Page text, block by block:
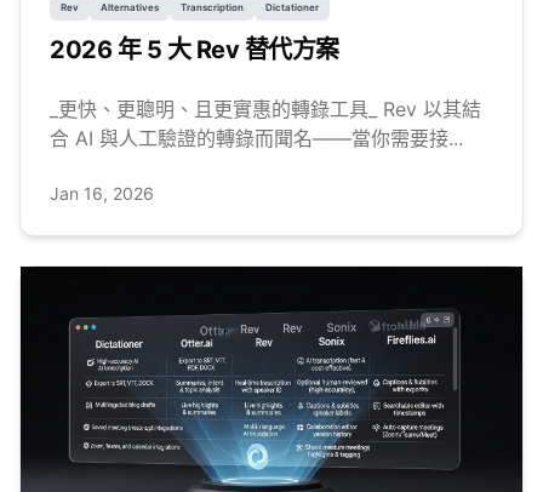
Rev Alternatives Transcription Dictationer
2026 年 5 大 Rev 替代方案
_更快、更聰明、且更實惠的轉錄工具_ Rev 以其結
合 AI 與人工驗證的轉錄而聞名——當你需要接...
Jan 16, 2026